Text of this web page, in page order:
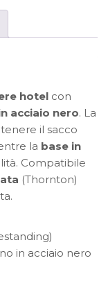
hotel con
acciaio nero. La
il sacco
la base in
Compatibile
(Thornton)
in acciaio nero